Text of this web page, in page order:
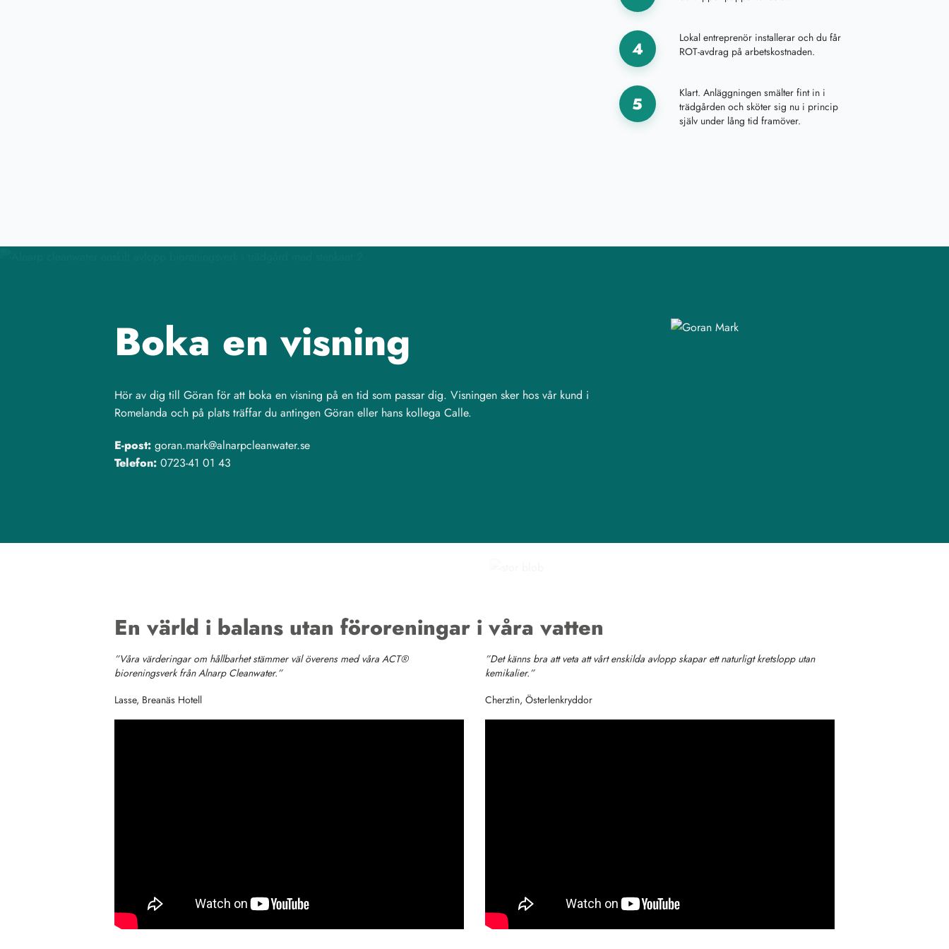
4
Lokal entreprenör installerar och du får
ROT-avdrag på arbetskostnaden.
5
Klart. Anläggningen smälter fint in i
trädgården och sköter sig nu i princip
själv under lång tid framöver.
Boka en visning
Hör av dig till Göran för att boka en visning på en tid som passar dig. Visningen sker hos vår kund i
Romelanda och på plats träffar du antingen Göran eller hans kollega Calle.
E-post: goran.mark@alnarpcleanwater.se
Telefon: 0723-41 01 43
En värld i balans utan föroreningar i våra vatten
”Våra värderingar om hållbarhet stämmer väl överens med våra ACT®
bioreningsverk från Alnarp Cleanwater.”
Lasse, Breanäs Hotell
”Det känns bra att veta att vårt enskilda avlopp skapar ett naturligt kretslopp utan
kemikalier.”
Cherztin, Österlenkryddor